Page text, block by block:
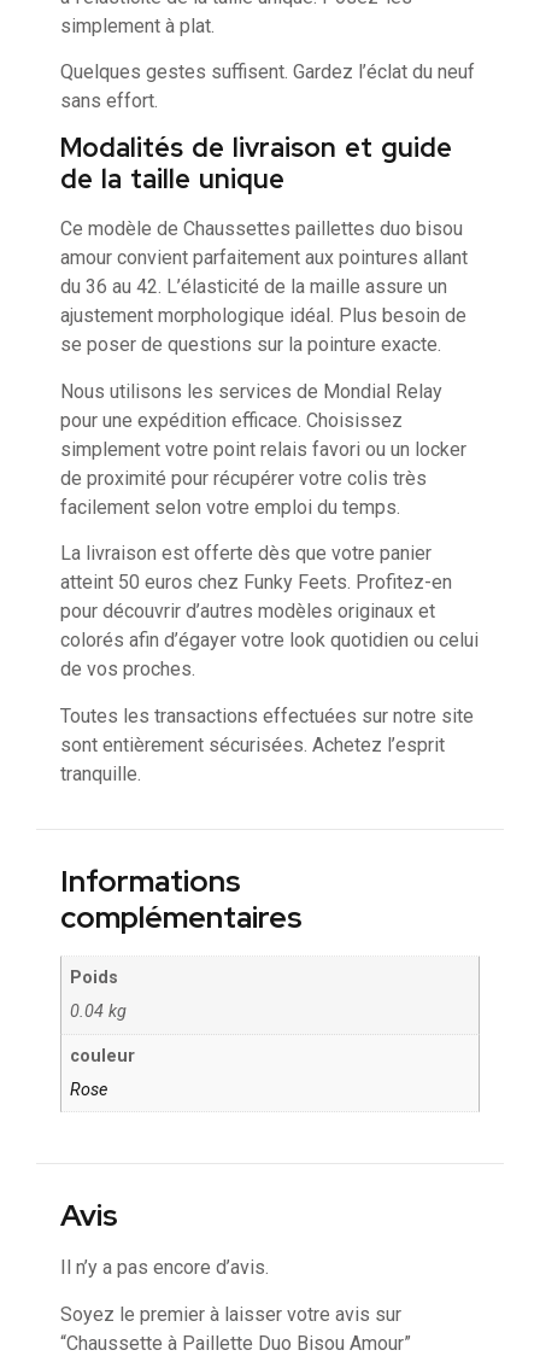
simplement à plat.
Quelques gestes suffisent. Gardez l’éclat du neuf
sans effort.
Modalités de livraison et guide
de la taille unique
Ce modèle de Chaussettes paillettes duo bisou
amour convient parfaitement aux pointures allant
du 36 au 42. L’élasticité de la maille assure un
ajustement morphologique idéal. Plus besoin de
se poser de questions sur la pointure exacte.
Nous utilisons les services de Mondial Relay
pour une expédition efficace. Choisissez
simplement votre point relais favori ou un locker
de proximité pour récupérer votre colis très
facilement selon votre emploi du temps.
La livraison est offerte dès que votre panier
atteint 50 euros chez Funky Feets. Profitez-en
pour découvrir d’autres modèles originaux et
colorés afin d’égayer votre look quotidien ou celui
de vos proches.
Toutes les transactions effectuées sur notre site
sont entièrement sécurisées. Achetez l’esprit
tranquille.
Informations
complémentaires
Poids
0.04 kg
couleur
Rose
Avis
Il n’y a pas encore d’avis.
Soyez le premier à laisser votre avis sur
“Chaussette à Paillette Duo Bisou Amour”